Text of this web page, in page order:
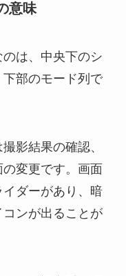
意味
は、中央下のシ
部のモード列で
影結果の確認、
変更です。画面
ダーがあり、暗
ンが出ることが